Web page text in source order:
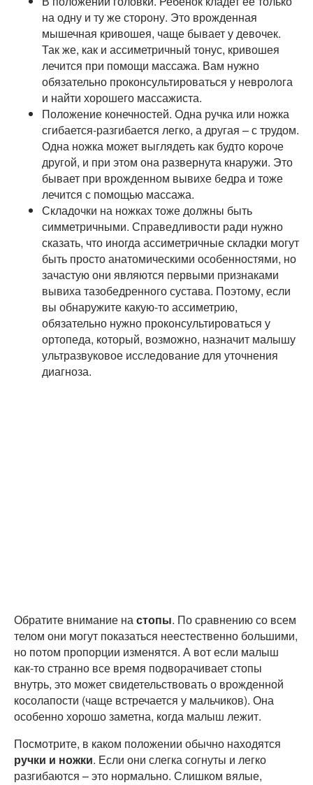
на одну и ту же сторону. Это врожденная
мышечная кривошея, чаще бывает у девочек.
Так же, как и ассиметричный тонус, кривошея
лечится при помощи массажа. Вам нужно
обязательно проконсультироваться у невролога
и найти хорошего массажиста.
Положение конечностей. Одна ручка или ножка
сгибается-разгибается легко, а другая – с трудом.
Одна ножка может выглядеть как будто короче
другой, и при этом она развернута кнаружи. Это
бывает при врожденном вывихе бедра и тоже
лечится с помощью массажа.
Складочки на ножках тоже должны быть
симметричными. Справедливости ради нужно
сказать, что иногда ассиметричные складки могут
быть просто анатомическими особенностями, но
зачастую они являются первыми признаками
вывиха тазобедренного сустава. Поэтому, если
вы обнаружите какую-то ассиметрию,
обязательно нужно проконсультироваться у
ортопеда, который, возможно, назначит малышу
ультразвуковое исследование для уточнения
диагноза.
Обратите внимание настопы. По сравнению со всем
телом они могут показаться неестественно большими,
но потом пропорции изменятся. А вот если малыш
как-то странно все время подворачивает стопы
внутрь, это может свидетельствовать о врожденной
косолапости (чаще встречается у мальчиков). Она
особенно хорошо заметна, когда малыш лежит.
Посмотрите, в каком положении обычно находятся
ручки и ножки. Если они слегка согнуты и легко
разгибаются – это нормально. Слишком вялые,